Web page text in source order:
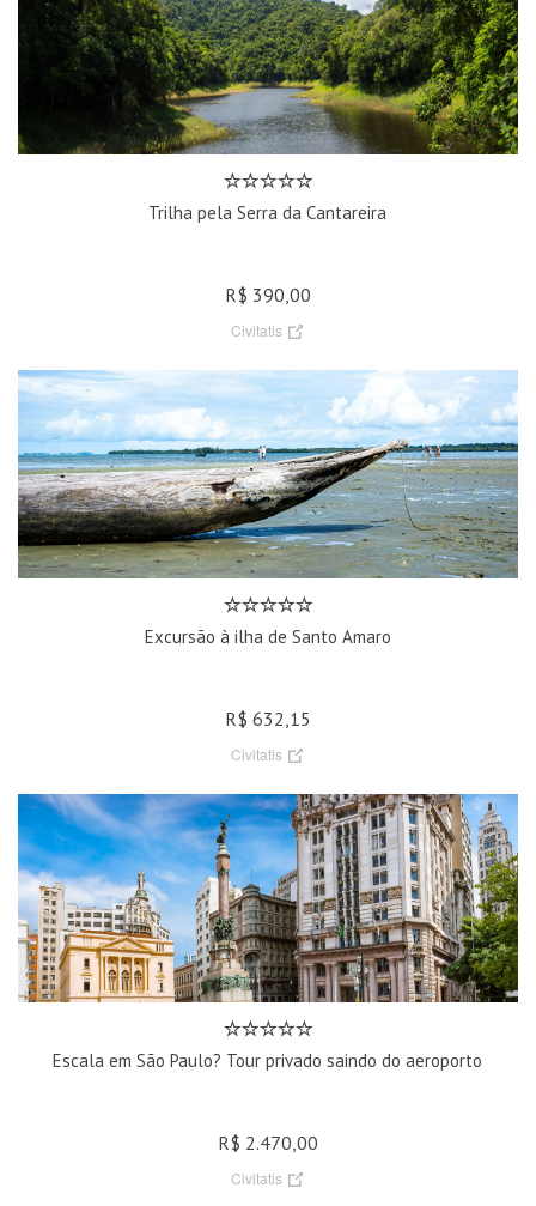
Trilha pela Serra da Cantareira
R$ 390,00
Civitatis
Excursão à ilha de Santo Amaro
R$ 632,15
Civitatis
Escala em São Paulo? Tour privado saindo do aeroporto
R$ 2.470,00
Civitatis